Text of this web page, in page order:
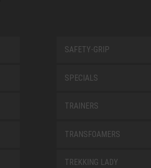
SAFETY-GRIP
SPECIALS
TRAINERS
TRANSFOAMERS
TREKKING LADY